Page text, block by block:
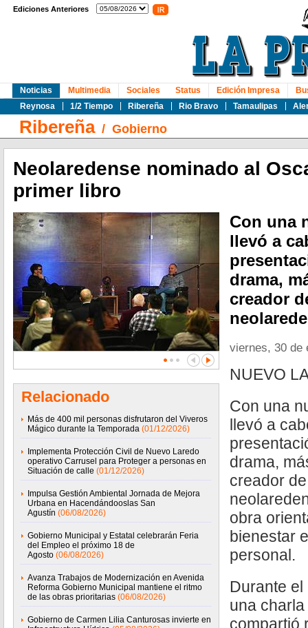
Ediciones Anteriores
Noticias
Reynosa
1/2 Tiempo Ribereña Rio Bravo Tamaulipas
Multimedia Sociales Status Edición Impresa
Ribereña/ Gobierno
Neolaredense nominado al
primer libro
Relacionado
Más de 400 mil personas disfrutaron del Viveros
Mágico durante la Temporada (01/12/2026)
Implementa Protección Civil de Nuevo Laredo
operativo Carrusel para Proteger a personas en
Situación de calle (01/12/2026)
Impulsa Gestión Ambiental Jornada de Mejora
Urbana en Hacendándooslas San
Agustín (06/08/2026)
Gobierno Municipal y Estatal celebrarán Feria
del Empleo el próximo 18 de
Agosto (06/08/2026)
Avanza Trabajos de Modernización en Avenida
Reforma Gobierno Municipal mantiene el ritmo
de las obras prioritarias (06/08/2026)
Gobierno de Carmen Lilia Canturosas invierte en
Con una
llevó a
drama,
creador
viernes, 30 de
NUEVO
Con una
llevó a
drama,
creador
obra
bienestar
personal.
Durante
una
compartió